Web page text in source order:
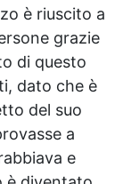
è riuscito a
grazie
di questo
dato che è
del suo
a
e